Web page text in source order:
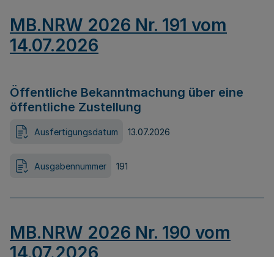
MB.NRW 2026 Nr. 191 vom
14.07.2026
Öffentliche Bekanntmachung über eine
öffentliche Zustellung
Ausfertigungsdatum 13.07.2026
Ausgabennummer 191
MB.NRW 2026 Nr. 190 vom
14.07.2026